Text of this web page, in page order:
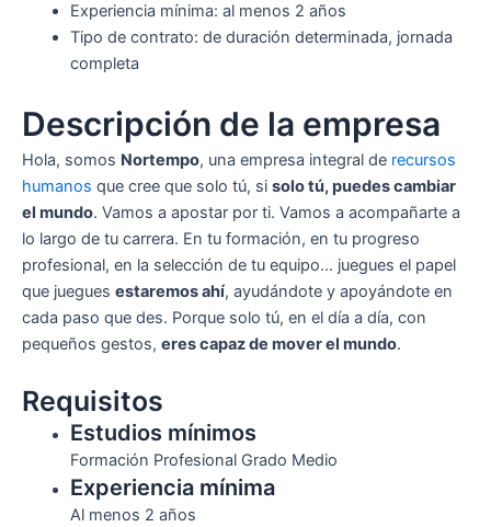
Experiencia mínima: al menos 2 años
Tipo de contrato: de duración determinada, jornada
completa
Descripción de la empresa
Hola, somos Nortempo, una empresa integral de recursos
humanos que cree que solo tú, si solo tú, puedes cambiar
el mundo. Vamos a apostar por ti. Vamos a acompañarte a
lo largo de tu carrera. En tu formación, en tu progreso
profesional, en la selección de tu equipo… juegues el papel
que juegues estaremos ahí, ayudándote y apoyándote en
cada paso que des. Porque solo tú, en el día a día, con
pequeños gestos, eres capaz de mover el mundo.
Requisitos
Estudios mínimos
Formación Profesional Grado Medio
Experiencia mínima
Al menos 2 años